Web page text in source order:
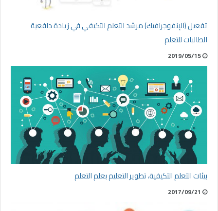
تفعيل (الإنفوجرافيك) مرشد التعلم التكيفي في زيادة دافعية
الطالبات للتعلم
2019/05/15
بيئات التعلم التكيفية، تطوير التعليم بعلم التعلم
2017/09/21